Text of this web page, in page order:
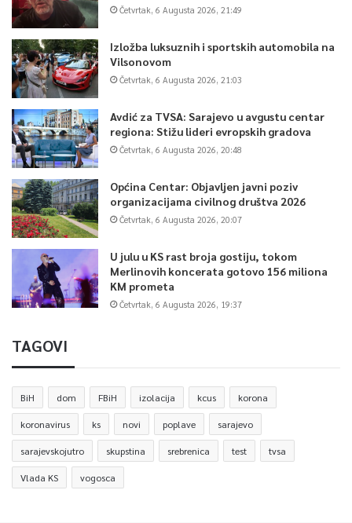
Četvrtak, 6 Augusta 2026, 21:49
Izložba luksuznih i sportskih automobila na
Vilsonovom
Četvrtak, 6 Augusta 2026, 21:03
Avdić za TVSA: Sarajevo u avgustu centar
regiona: Stižu lideri evropskih gradova
Četvrtak, 6 Augusta 2026, 20:48
Općina Centar: Objavljen javni poziv
organizacijama civilnog društva 2026
Četvrtak, 6 Augusta 2026, 20:07
U julu u KS rast broja gostiju, tokom
Merlinovih koncerata gotovo 156 miliona
KM prometa
Četvrtak, 6 Augusta 2026, 19:37
TAGOVI
BiH dom FBiH izolacija kcus korona
koronavirus ks novi poplave sarajevo
sarajevskojutro skupstina srebrenica test tvsa
Vlada KS vogosca